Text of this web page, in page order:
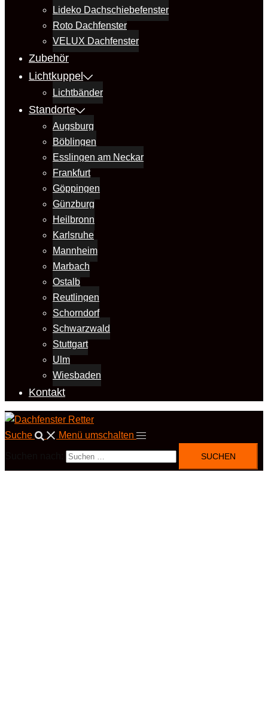
Lideko Dachschiebefenster
Roto Dachfenster
VELUX Dachfenster
Zubehör
Lichtkuppel
Lichtbänder
Standorte
Augsburg
Böblingen
Esslingen am Neckar
Frankfurt
Göppingen
Günzburg
Heilbronn
Karlsruhe
Mannheim
Marbach
Ostalb
Reutlingen
Schorndorf
Schwarzwald
Stuttgart
Ulm
Wiesbaden
Kontakt
Suche Menü umschalten